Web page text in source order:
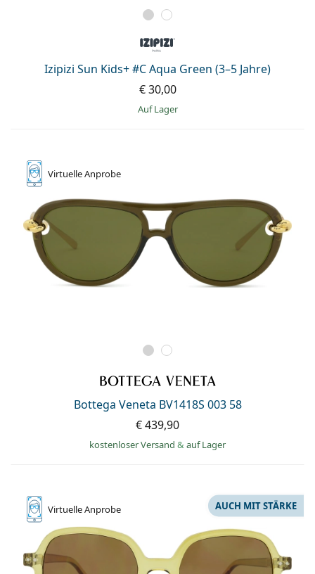
Izipizi Sun Kids+ #C Aqua Green (3–5 Jahre)
€ 30,00
auf Lager
VirtuelleAnprobe
Bottega Veneta BV1418S 003 58
€ 439,90
kostenloser Versand & auf Lager
VirtuelleAnprobe AUCH MIT STÄRKE